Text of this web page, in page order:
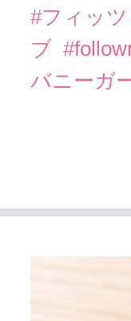
#フィッ
ブ
バニーガ